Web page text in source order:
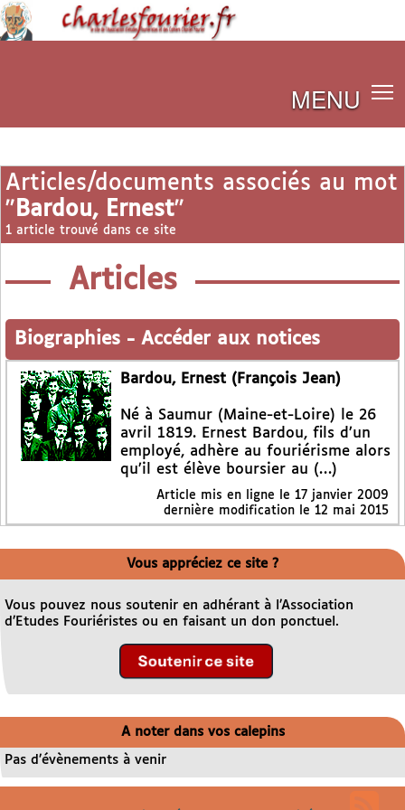
MENU
Articles/documents associés au mot
" Bardou, Ernest"
1 article trouvé dans ce site
Articles
Biographies - Accéder aux notices
Bardou, Ernest (François Jean)
Né à Saumur (Maine-et-Loire) le 26
avril 1819. Ernest Bardou, fils d’un
employé, adhère au fouriérisme alors
qu’il est élève boursier au (…)
Article mis en ligne le 17 janvier 2009
dernière modification le 12 mai 2015
Vous appréciez ce site ?
Vous pouvez nous soutenir en adhérant à l’Association
d’Etudes Fouriéristes ou en faisant un don ponctuel.
A noter dans vos calepins
Pas d’évènements à venir